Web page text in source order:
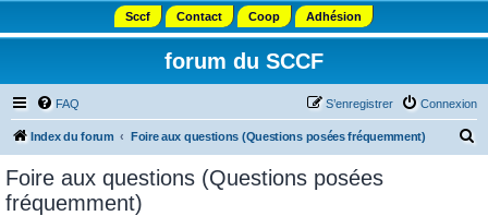
Sccf Contact Coop Adhésion
forum du SCCF
FAQ Connexion
S’enregistrer
Index du forum Foire aux questions (Questions posées fréquemment)
Foire aux questions (Questions posées
fréquemment)